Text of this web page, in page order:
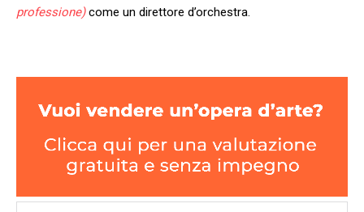
professione)come un direttore d’orchestra.